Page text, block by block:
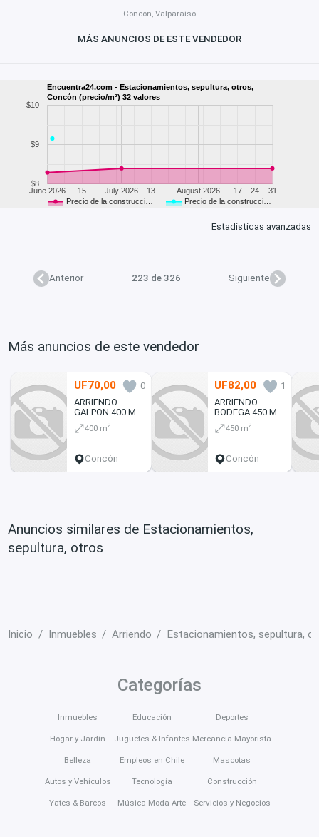
Concón, Valparaíso
MÁS ANUNCIOS DE ESTE VENDEDOR
Encuentra24.com - Estacionamientos, sepultura, otros,
Concón (precio/m²) 32 valores
Precio de la construcci… Precio de la construcci…
June 2026 July 2026 August 2026
15 13 17 24 31
$8
$9
$10
Estadísticas avanzadas
Anterior 223 de 326 Siguiente
Más anuncios de este vendedor
UF70,00
0
ARRIENDO
GALPON 400 M2
CONCON
INDUSTRIAL
400 m2
Concón
UF82,00
1
ARRIENDO
BODEGA 450 M2
SECTOR
INDUSTRIAL
450 m2
Concón
Anuncios similares de Estacionamientos,
sepultura, otros
Inicio Inmuebles Arriendo Estacionamientos, sepultura,
Categorías
Inmuebles
Hogar y Jardín
Belleza
Autos y Vehículos
Yates & Barcos
Educación
Juguetes & Infantes
Empleos en Chile
Tecnología
Música Moda Arte
Deportes
Mercancía Mayorista
Mascotas
Construcción
Servicios y Negocios